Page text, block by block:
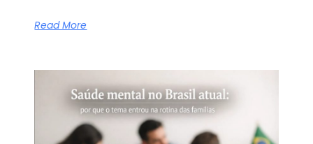
Read More